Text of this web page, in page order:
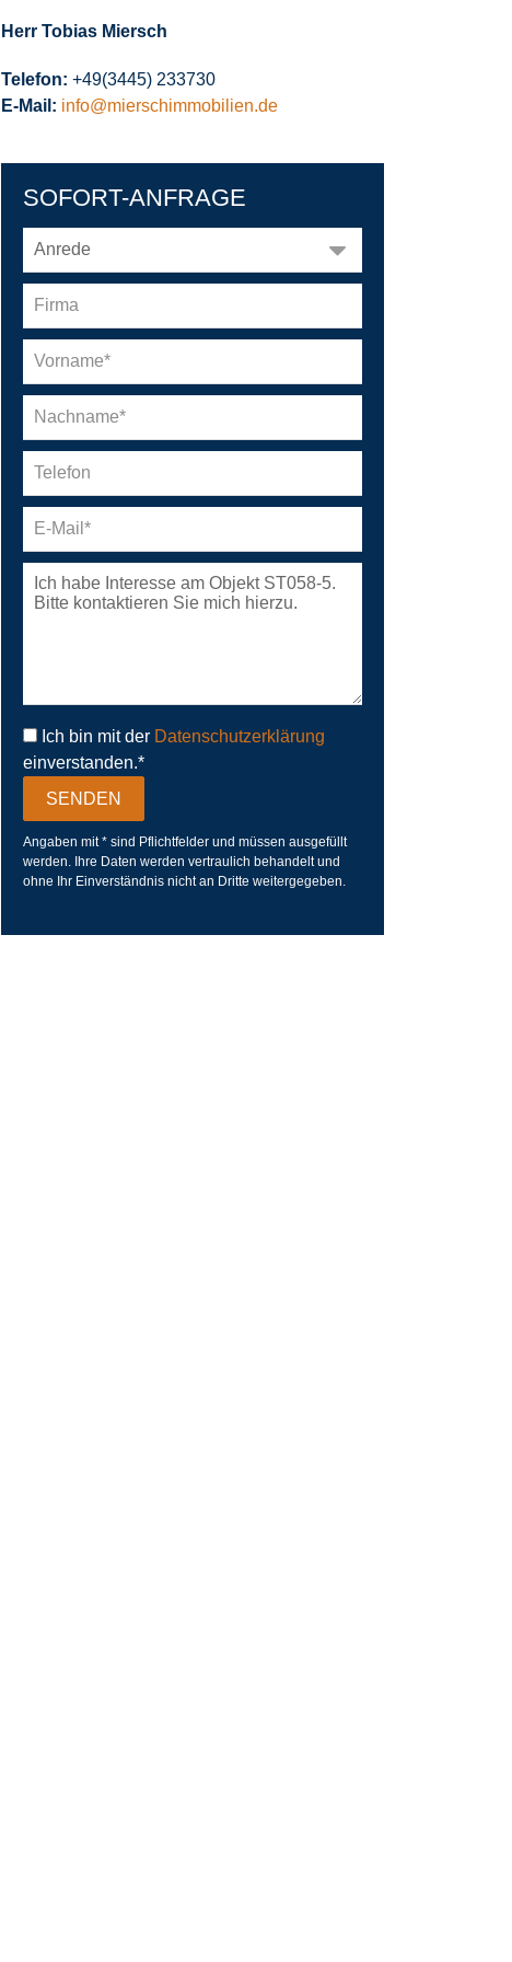
Herr Tobias Miersch
Telefon: +49(3445) 233730
E-Mail: info@mierschimmobilien.de
SOFORT-ANFRAGE
Ich bin mit der Datenschutzerklärung
einverstanden.*
Angaben mit * sind Pflichtfelder und müssen ausgefüllt
werden. Ihre Daten werden vertraulich behandelt und
ohne Ihr Einverständnis nicht an Dritte weitergegeben.